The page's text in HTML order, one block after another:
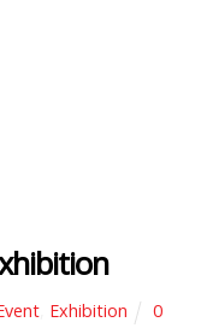
, Exhibition 0